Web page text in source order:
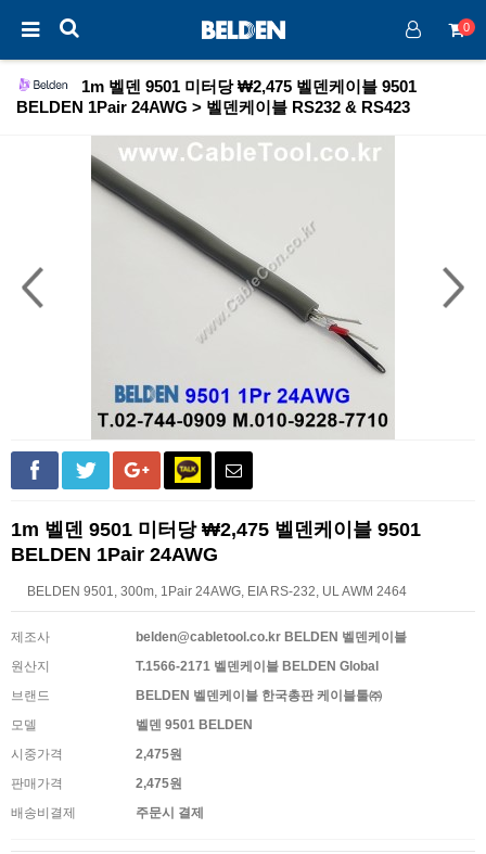
0
1m 벨덴 9501 미터당 ₩2,475 벨덴케이블 9501
BELDEN 1Pair 24AWG > 벨덴케이블 RS232 & RS423
1m 벨덴 9501 미터당 ₩2,475 벨덴케이블 9501
BELDEN 1Pair 24AWG
BELDEN 9501, 300m, 1Pair 24AWG, EIA RS-232, UL AWM 2464
제조사
belden@cabletool.co.kr BELDEN 벨덴케이블
원산지
T.1566-2171 벨덴케이블 BELDEN Global
브랜드
BELDEN 벨덴케이블 한국총판 케이블툴㈜
모델
벨덴 9501 BELDEN
시중가격
2,475원
판매가격
2,475원
배송비결제
주문시 결제